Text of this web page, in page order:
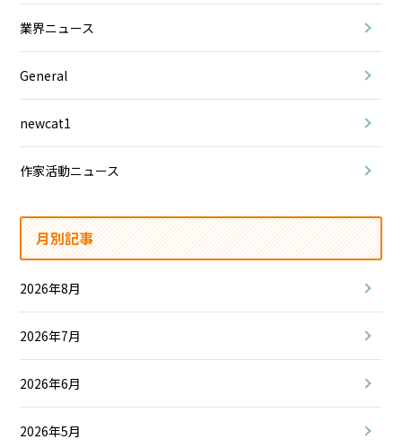
業界ニュース
General
newcat1
作家活動ニュース
月別記事
2026年8月
2026年7月
2026年6月
2026年5月